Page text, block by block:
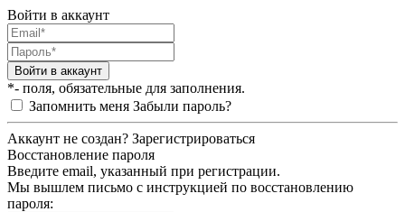
Войти в аккаунт
Войти в аккаунт
*- поля, обязательные для заполнения.
Запомнить меня Забыли пароль?
Аккаунт не создан? Зарегистрироваться
Восстановление пароля
Введите email, указанный при регистрации.
Мы вышлем письмо с инструкцией по восстановлению
пароля: